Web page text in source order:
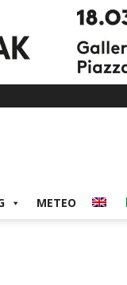
METEO